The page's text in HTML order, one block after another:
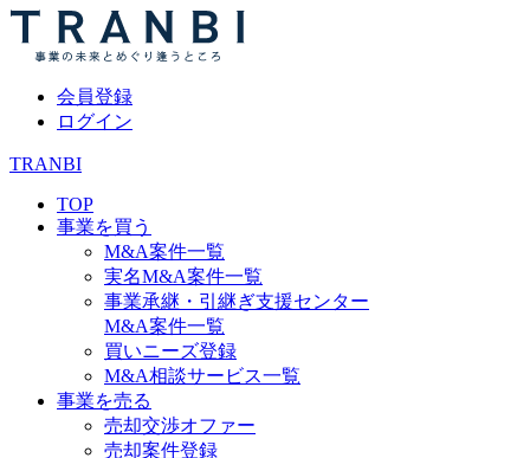
会員登録
ログイン
TRANBI
TOP
事業を買う
M&A案件一覧
実名M&A案件一覧
事業承継・引継ぎ支援センター
M&A案件一覧
買いニーズ登録
M&A相談サービス一覧
事業を売る
売却交渉オファー
売却案件登録